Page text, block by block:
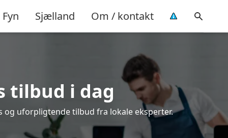
Fyn Sjælland Om / kontakt
tilbud i dag
uforpligtende tilbud fra lokale eksperter.